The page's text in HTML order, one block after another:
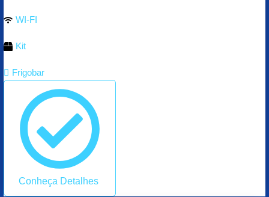
WI-FI
Kit
Frigobar
Conheça Detalhes